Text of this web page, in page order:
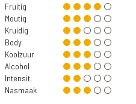
Fruitig
Moutig
Kruidig
Body
Koolzuur
Alcohol
Intensit.
Nasmaak